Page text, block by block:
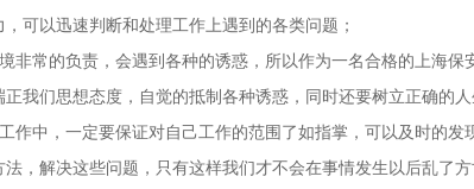
可以迅速判断和处理工作上遇到的各类问题；
非常的负责，会遇到各种的诱惑，所以作为一名合格的上海
我们思想态度，自觉的抵制各种诱惑，同时还要树立正确的
作中，一定要保证对自己工作的范围了如指掌，可以及时的
，解决这些问题，只有这样我们才不会在事情发生以后乱了方